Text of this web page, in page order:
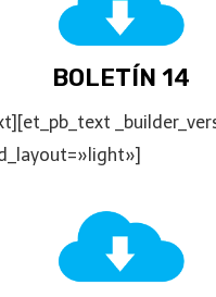
BOLETÍN 14